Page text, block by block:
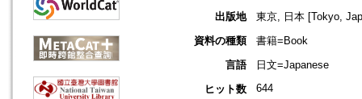
出版地
東京, 日本 [Tokyo,
資料の種類
書籍=Book
言語
日文=Japanese
ヒット数
644